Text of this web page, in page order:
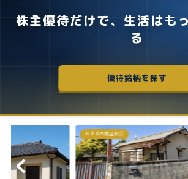
株主優待だけで、生活はも
る
優待銘柄を探す
おすすめ商品紹介